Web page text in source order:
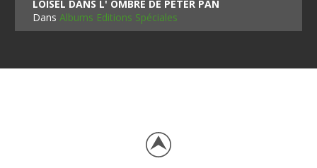
LOISEL DANS L' OMBRE DE PETER PAN
DansAlbums Editions Spéciales